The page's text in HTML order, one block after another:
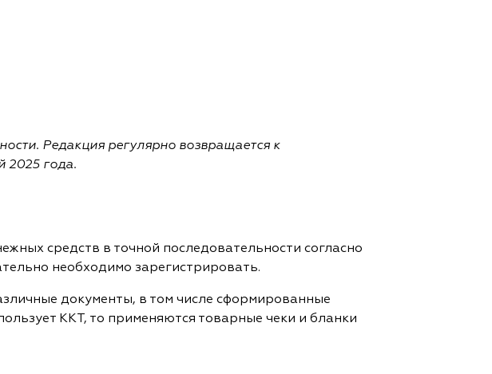
Редакция регулярно возвращается к
2025 года.
средств в точной последовательности согласно
необходимо зарегистрировать.
документы, в том числе сформированные
ККТ, то применяются товарные чеки и бланки